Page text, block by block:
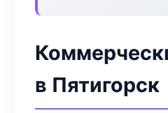
в Пятигорск